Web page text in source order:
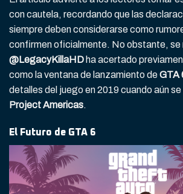
con cautela, recordando que las
siempre deben considerarse como
confirmen oficialmente. No obstante, se
@LegacyKillaHD ha acertado
como la ventana de lanzamiento deGTA
detalles del juego en 2019 cuando aún
Project Americas.
El Futuro de GTA 6